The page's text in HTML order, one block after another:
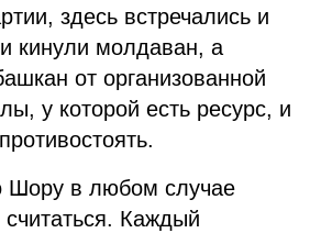
здесь встречались и
кинули молдаван, а
от организованной
у которой есть ресурс, и
Шору в любом случае
Каждый